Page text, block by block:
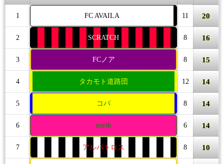
1 FC AVAILA 11 20
2 SCRATCH 8 16
3 FCノア 8 15
4 タカモト道路団 12 14
5 コパ 8 14
6 north 6 14
7 アルバトロス 8 10